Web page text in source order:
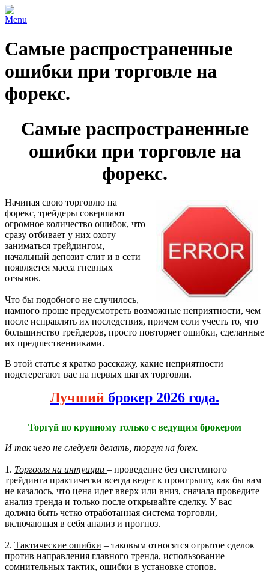
Menu
Самые распространенные
ошибки при торговле на
форекс.
Самые распространенные
ошибки при торговле на
форекс.
Начиная свою торговлю на
форекс, трейдеры совершают
огромное количество ошибок, что
сразу отбивает у них охоту
заниматься трейдингом,
начальный депозит слит и в сети
появляется масса гневных
отзывов.
Что бы подобного не случилось,
намного проще предусмотреть возможные неприятности, чем
после исправлять их последствия, причем если учесть то, что
большинство трейдеров, просто повторяет ошибки, сделанные
их предшественниками.
В этой статье я кратко расскажу, какие неприятности
подстерегают вас на первых шагах торговли.
Лучший брокер 2026 года.
Торгуй по крупному только с ведущим брокером
И так чего не следует делать, торгуя на forex.
1. Торговля на интуиции – проведение без системного
трейдинга практически всегда ведет к проигрышу, как бы вам
не казалось, что цена идет вверх или вниз, сначала проведите
анализ тренда и только после открывайте сделку. У вас
должна быть четко отработанная система торговли,
включающая в себя анализ и прогноз.
2. Тактические ошибки – таковым относятся отрытое сделок
против направления главного тренда, использование
сомнительных тактик, ошибки в установке стопов.